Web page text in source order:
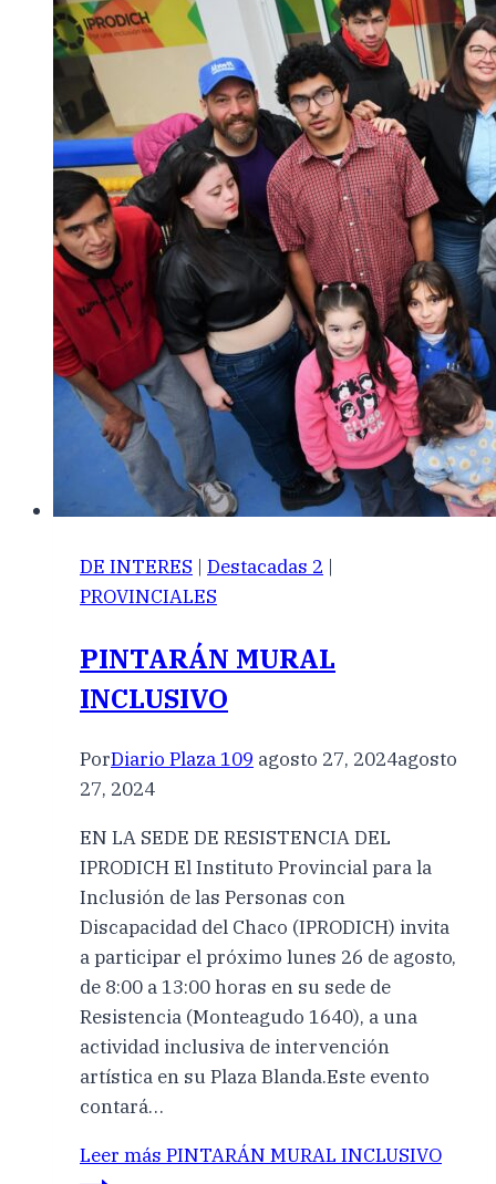
DE INTERES | Destacadas 2 |
PROVINCIALES
PINTARÁN MURAL
INCLUSIVO
PorDiario Plaza 109 agosto 27, 2024agosto
27, 2024
EN LA SEDE DE RESISTENCIA DEL
IPRODICH El Instituto Provincial para la
Inclusión de las Personas con
Discapacidad del Chaco (IPRODICH) invita
a participar el próximo lunes 26 de agosto,
de 8:00 a 13:00 horas en su sede de
Resistencia (Monteagudo 1640), a una
actividad inclusiva de intervención
artística en su Plaza Blanda.Este evento
contará…
Leer más PINTARÁN MURAL INCLUSIVO